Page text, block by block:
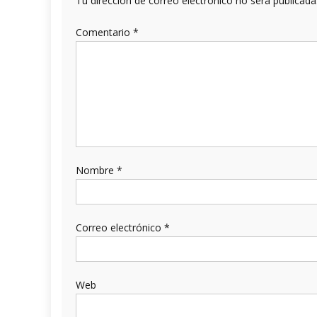
Comentario *
Nombre *
Correo electrónico *
Web